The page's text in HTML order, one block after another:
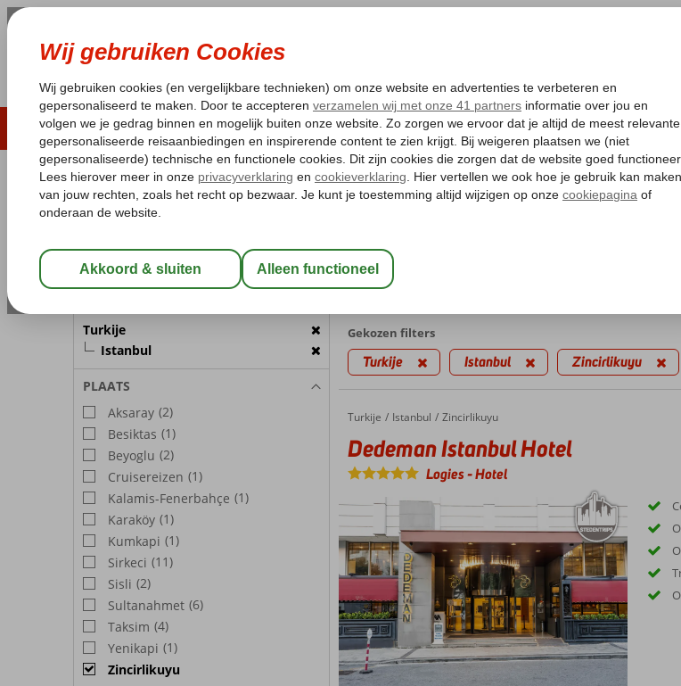
LAST MINUTE ZOMER 2026 ZONVAKANTIE VERRE REIZEN ALL INCLUSIVE
Pakketgarantie Laagsteprijsgarantie* Gratis annuleren*
REISGEZELSCHAP
Wijzig Reisgezelschap
Turkije
Istanbul
PLAATS
Aksaray (2)
Besiktas (1)
Beyoglu (2)
Cruisereizen (1)
Kalamis-Fenerbahçe (1)
Karaköy (1)
Kumkapi (1)
Sirkeci (11)
Sisli (2)
Sultanahmet (6)
Taksim (4)
Yenikapi (1)
Zincirlikuyu
Zincirlikuyu
met Hotel
Gekozen filters
Turkije Istanbul Zincirlikuyu
Home
Turkije Istanbul Zincirlikuyu
Dedeman Istanbul Hotel
Dedeman Istanbul Hotel
Logies-Hotel